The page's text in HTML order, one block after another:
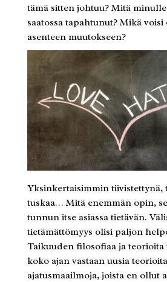
tämä sitten johtuu? Mitä
saatossa tapahtunut? Mikä
asenteen muutokseen?
Yksinkertaisimmin tiivistettynä,
tuskaa… Mitä enemmän opin,
tunnun itse asiassa tietävän.
tietämättömyys olisi paljon
Taikuuden filosofiaa ja teorioita
koko ajan vastaan uusia
ajatusmaailmoja, joista en ollut